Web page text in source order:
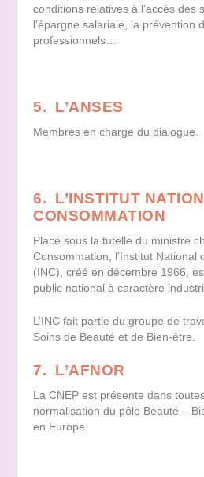
conditions relatives à l’accès des
l’épargne salariale, la prévention
professionnels…
5. L’ANSES
Membres en charge du dialogue.
6. L’INSTITUT
CONSOMMATION
Placé sous la tutelle du ministre
Consommation, l’Institut National
(INC), créé en décembre 1966,
public national à caractère
L’INC fait partie du groupe de
Soins de Beauté et de Bien-être.
7. L’AFNOR
La CNEP est présente dans
normalisation du pôle Beauté –
en Europe.